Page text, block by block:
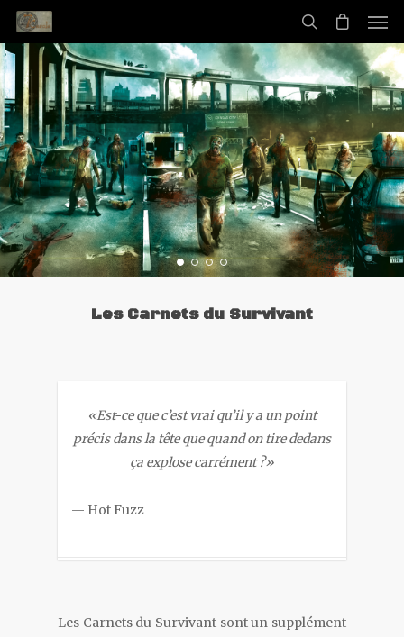
Z-Corps
Une illustration inédite deJee
pour le scénario exclusif du
Pack Décontamination !
DÉCOUVRIR LE PACK
Les Carnets du Survivant
«Est-ce que c’est vrai qu’il y a un point
précis dans la tête que quand on tire dedans
ça explose carrément ?»
— Hot Fuzz
Les Carnets du Survivant sont un supplément